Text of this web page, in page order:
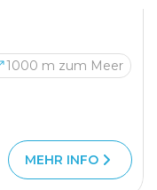
1000 m zum Meer
MEHR INFO